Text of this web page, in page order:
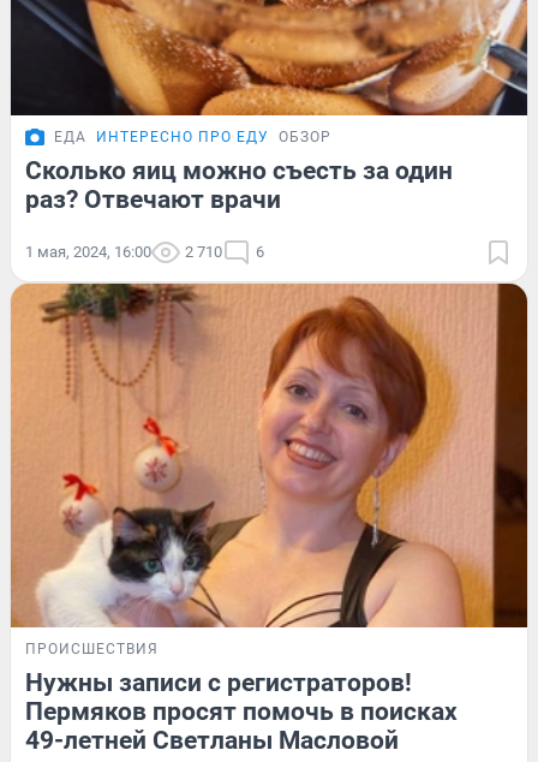
ЕДА ИНТЕРЕСНО ПРО ЕДУ ОБЗОР
Сколько яиц можно съесть за один
раз? Отвечают врачи
1 мая, 2024, 16:00 2 710 6
ПРОИСШЕСТВИЯ
Нужны записи с регистраторов!
Пермяков просят помочь в поисках
49-летней Светланы Масловой